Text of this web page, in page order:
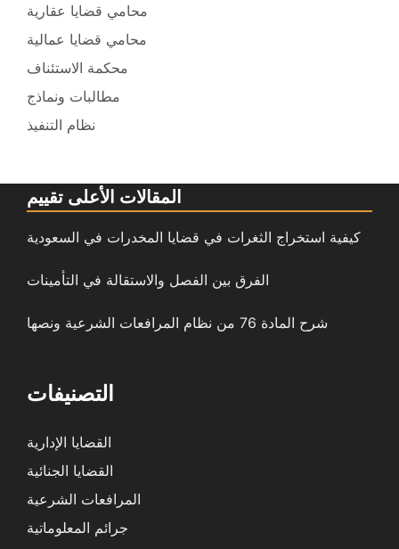
محامي قضايا عقارية
محامي قضايا عمالية
محكمة الاستئناف
مطالبات ونماذج
نظام التنفيذ
المقالات الأعلى تقييم
كيفية استخراج الثغرات في قضايا المخدرات في السعودية
شرح المادة 76 من نظام المرافعات الشرعية ونصها
التصنيفات
القضايا الإدارية
القضايا الجنائية
المرافعات الشرعية
جرائم المعلوماتية